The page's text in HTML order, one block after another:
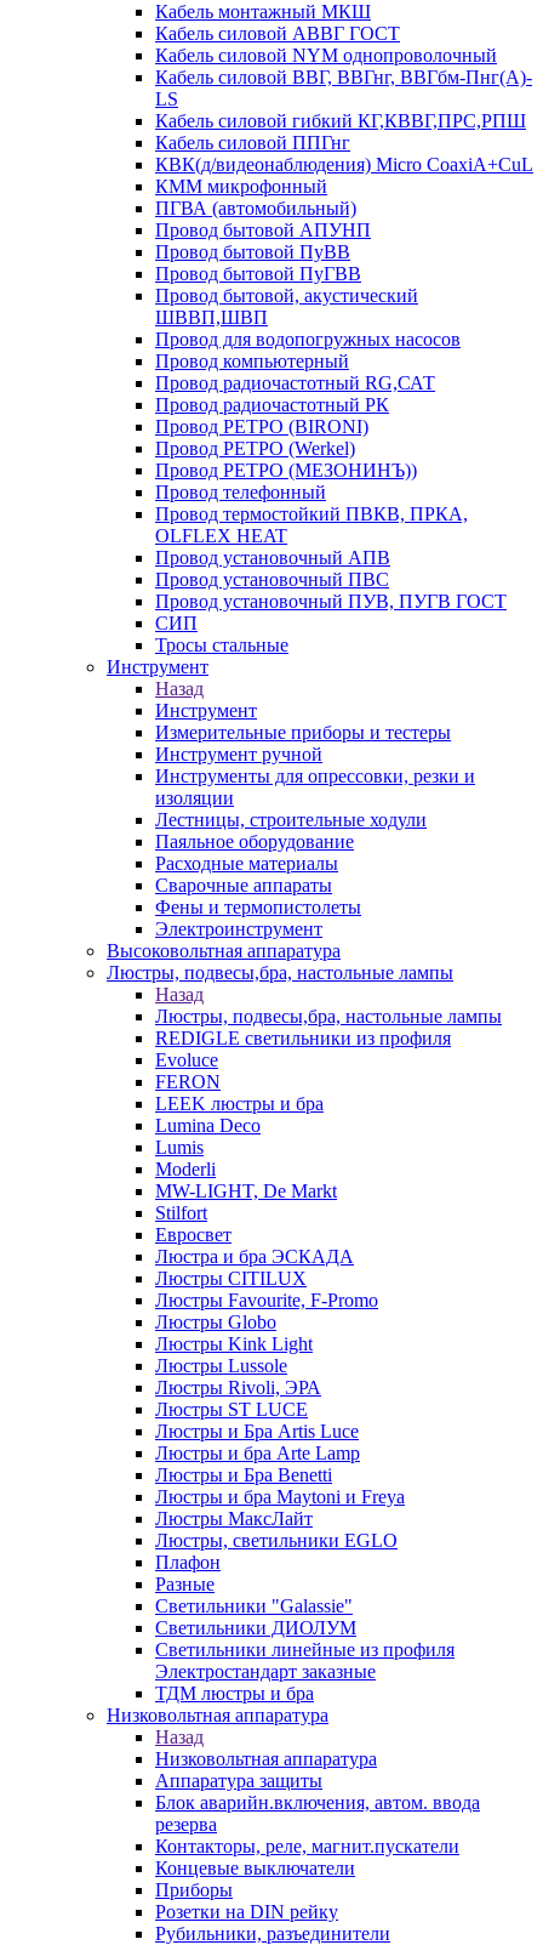
Кабель монтажный МКШ
Кабель силовой АВВГ ГОСТ
Кабель силовой NYM однопроволочный
Кабель силовой ВВГ, ВВГнг, ВВГбм-Пнг(А)-
LS
Кабель силовой гибкий КГ,КВВГ,ПРС,РПШ
Кабель силовой ППГнг
КВК(д/видеонаблюдения) Micro CoaxiA+CuL
КММ микрофонный
ПГВА (автомобильный)
Провод бытовой АПУНП
Провод бытовой ПуВВ
Провод бытовой ПуГВВ
Провод бытовой, акустический
ШВВП,ШВП
Провод для водопогружных насосов
Провод компьютерный
Провод радиочастотный RG,САТ
Провод радиочастотный РК
Провод РЕТРО (BIRONI)
Провод РЕТРО (Werkel)
Провод РЕТРО (МЕЗОНИНЪ))
Провод телефонный
Провод термостойкий ПВКВ, ПРКА,
OLFLEX HEAT
Провод установочный АПВ
Провод установочный ПВС
Провод установочный ПУВ, ПУГВ ГОСТ
СИП
Тросы стальные
Инструмент
Назад
Инструмент
Измерительные приборы и тестеры
Инструмент ручной
Инструменты для опрессовки, резки и
изоляции
Лестницы, строительные ходули
Паяльное оборудование
Расходные материалы
Сварочные аппараты
Фены и термопистолеты
Электроинструмент
Высоковольтная аппаратура
Люстры, подвесы,бра, настольные лампы
Назад
Люстры, подвесы,бра, настольные лампы
REDIGLE светильники из профиля
Evoluce
FERON
LEEK люстры и бра
Lumina Deco
Lumis
Moderli
MW-LIGHT, De Markt
Stilfort
Евросвет
Люстра и бра ЭСКАДА
Люстры CITILUX
Люстры Favourite, F-Promo
Люстры Globo
Люстры Kink Light
Люстры Lussole
Люстры Rivoli, ЭРА
Люстры ST LUCE
Люстры и Бра Artis Luce
Люстры и бра Arte Lamp
Люстры и Бра Benetti
Люстры и бра Maytoni и Freya
Люстры МаксЛайт
Люстры, светильники EGLO
Плафон
Разные
Светильники "Galassie"
Светильники ДИОЛУМ
Светильники линейные из профиля
Электростандарт заказные
ТДМ люстры и бра
Низковольтная аппаратура
Назад
Низковольтная аппаратура
Аппаратура защиты
Блок аварийн.включения, автом. ввода
резерва
Контакторы, реле, магнит.пускатели
Концевые выключатели
Приборы
Розетки на DIN рейку
Рубильники, разъединители